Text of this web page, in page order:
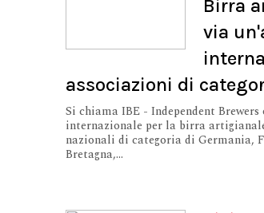
Birra
via
associazioni di
Si chiama IBE - Independent
internazionale per la birra
nazionali di categoria di Germania,
Bretagna,...